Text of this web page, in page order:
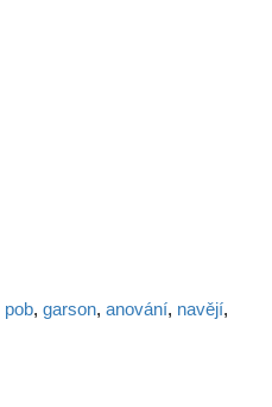
pob, garson, anování, navějí,